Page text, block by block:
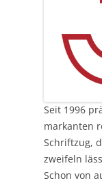
Seit 1996
markanten
Schriftzug,
zweifeln
Schon von